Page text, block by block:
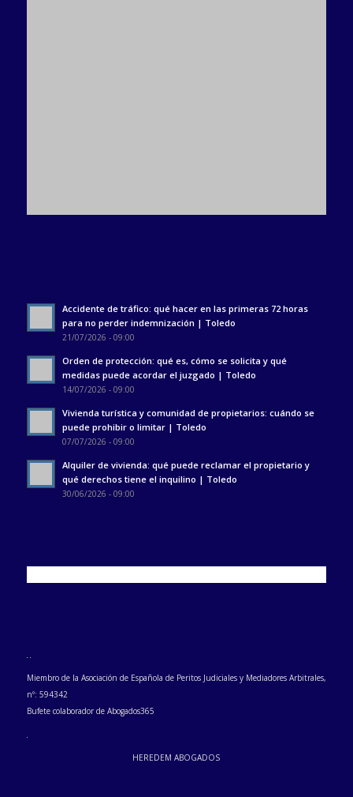
Accidente de tráfico: qué hacer en las primeras 72 horas
para no perder indemnización | Toledo
21/07/2026 - 09:00
Orden de protección: qué es, cómo se solicita y qué
medidas puede acordar el juzgado | Toledo
14/07/2026 - 09:00
Vivienda turística y comunidad de propietarios: cuándo se
puede prohibir o limitar | Toledo
07/07/2026 - 09:00
Alquiler de vivienda: qué puede reclamar el propietario y
qué derechos tiene el inquilino | Toledo
30/06/2026 - 09:00
Miembro de la Asociación de Española de Peritos Judiciales y Mediadores Arbitrales,
nº: 594342
Bufete colaborador de Abogados365
HEREDEM ABOGADOS